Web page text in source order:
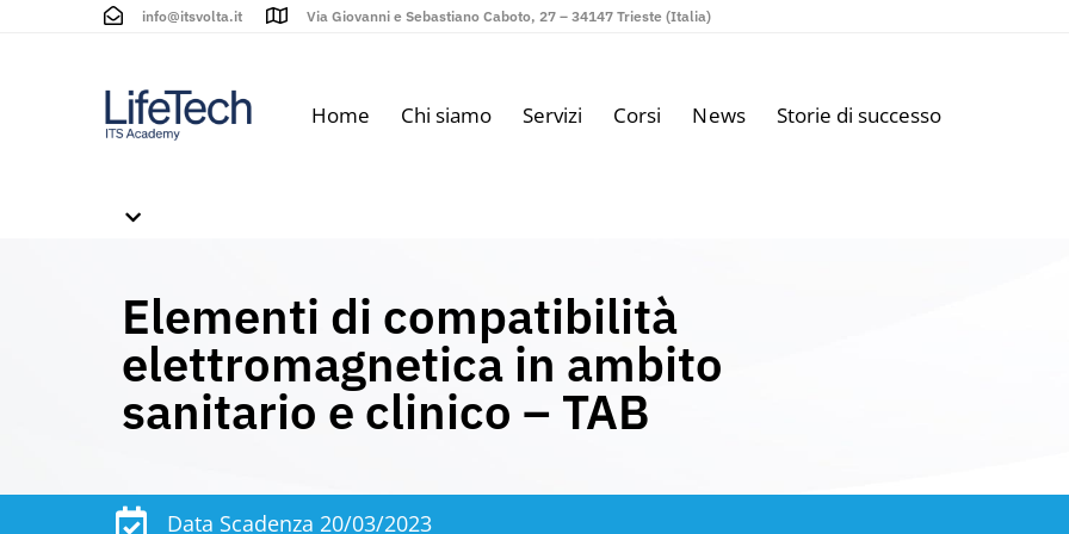
info@itsvolta.it Via Giovanni e Sebastiano Caboto, 27 – 34147 Trieste (Italia)
Home Chi siamo Servizi Corsi News Storie di successo
Elementi di compatibilità
elettromagnetica in ambito
sanitario e clinico – TAB
Data Scadenza 20/03/2023